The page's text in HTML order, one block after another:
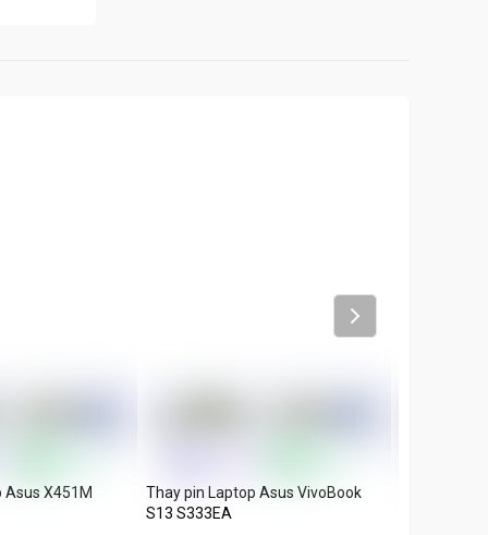
Asus X451M
Thay pin Laptop Asus VivoBook
S13 S333EA
Next